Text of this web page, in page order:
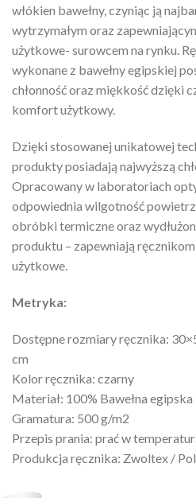
włókien bawełny, czyniąc ją
wytrzymałym oraz
użytkowe- surowcem na rynku.
wykonane z bawełny egipskiej
chłonność oraz miękkość dzięki
komfort użytkowy.
Dzięki stosowanej unikatowej
produkty posiadają najwyższą
Opracowany w laboratoriach
odpowiednia wilgotność
obróbki termiczne oraz
produktu – zapewniają
użytkowe.
Metryka:
Dostępne rozmiary ręcznika:
cm
Kolor ręcznika: czarny
Materiał: 100% Bawełna egipska
Gramatura: 500 g/m2
Przepis prania: prać w
Produkcja ręcznika: Zwoltex /